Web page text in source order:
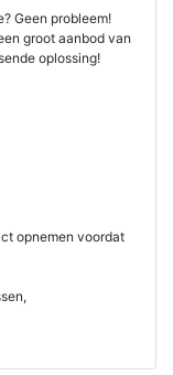
Geen probleem!
groot aanbod van
oplossing!
opnemen voordat